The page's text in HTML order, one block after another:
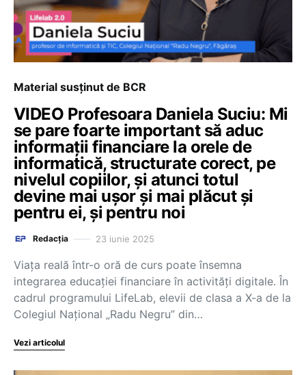
Material susținut de BCR
VIDEO Profesoara Daniela Suciu: Mi
se pare foarte important să aduc
informații financiare la orele de
informatică, structurate corect, pe
nivelul copiilor, și atunci totul
devine mai ușor și mai plăcut și
pentru ei, și pentru noi
Redacția 23 iunie 2025
Viața reală într-o oră de curs poate însemna
integrarea educației financiare în activități digitale. În
cadrul programului LifeLab, elevii de clasa a X-a de la
Colegiul Național „Radu Negru” din…
Vezi articolul